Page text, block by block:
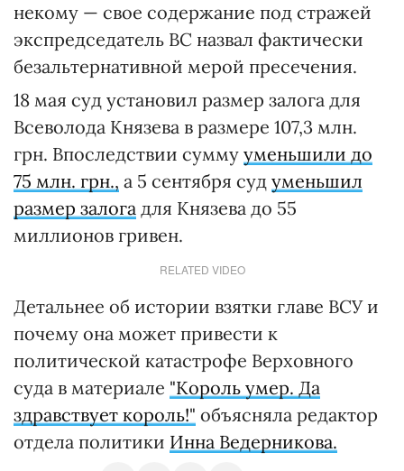
некому — свое содержание под стражей
экспредседатель ВС назвал фактически
безальтернативной мерой пресечения.
18 мая суд установил размер залога для
Всеволода Князева в размере 107,3 млн.
грн. Впоследствии сумму уменьшили до
75 млн. грн., а 5 сентября суд уменьшил
размер залога для Князева до 55
миллионов гривен.
RELATED VIDEO
Детальнее об истории взятки главе ВСУ и
почему она может привести к
политической катастрофе Верховного
суда в материале "Король умер. Да
здравствует король!" объясняла редактор
отдела политики Инна Ведерникова.